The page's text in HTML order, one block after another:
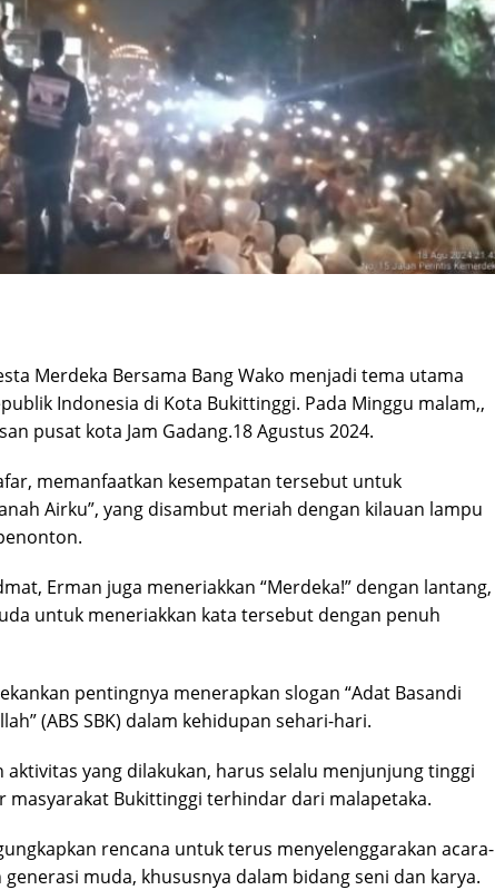
Merdeka Bersama Bang Wako menjadi tema utama
Indonesia di Kota Bukittinggi. Pada Minggu malam,,
pusat kota Jam Gadang.18 Agustus 2024.
memanfaatkan kesempatan tersebut untuk
Airku”, yang disambut meriah dengan kilauan lampu
Erman juga meneriakkan “Merdeka!” dengan lantang,
untuk meneriakkan kata tersebut dengan penuh
pentingnya menerapkan slogan “Adat Basandi
(ABS SBK) dalam kehidupan sehari-hari.
aktivitas yang dilakukan, harus selalu menjunjung tinggi
masyarakat Bukittinggi terhindar dari malapetaka.
rencana untuk terus menyelenggarakan acara-
muda, khususnya dalam bidang seni dan karya.